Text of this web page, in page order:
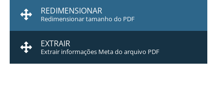
REDIMENSIONAR
Redimensionar tamanho do PDF
EXTRAIR
Extrair informações Meta do arquivo PDF